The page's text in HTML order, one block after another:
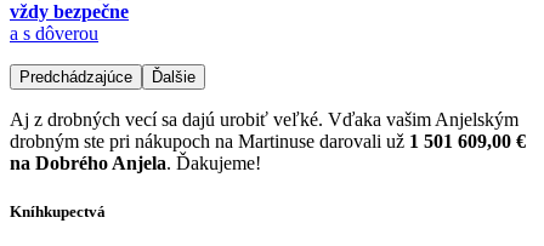
vždy bezpečne
a s dôverou
Predchádzajúce Ďalšie
Aj z drobných vecí sa dajú urobiť veľké. Vďaka vašim Anjelským
drobným ste pri nákupoch na Martinuse darovali už 1 501 609,00 €
na Dobrého Anjela. Ďakujeme!
Kníhkupectvá